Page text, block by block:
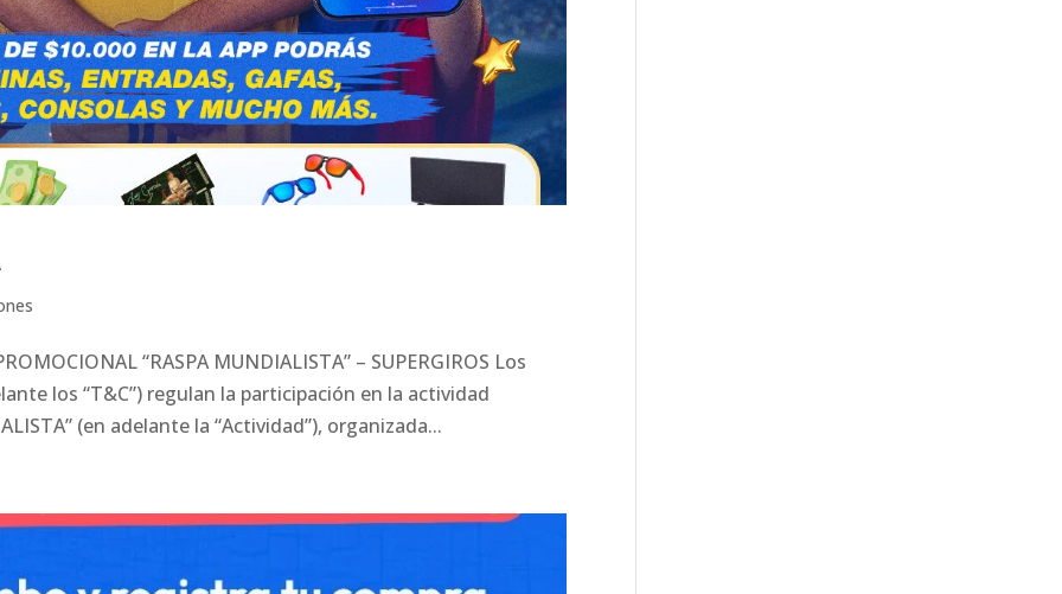
“RASPA MUNDIALISTA” – SUPERGIROS Los
los “T&C”) regulan la participación en la actividad
(en adelante la “Actividad”), organizada...